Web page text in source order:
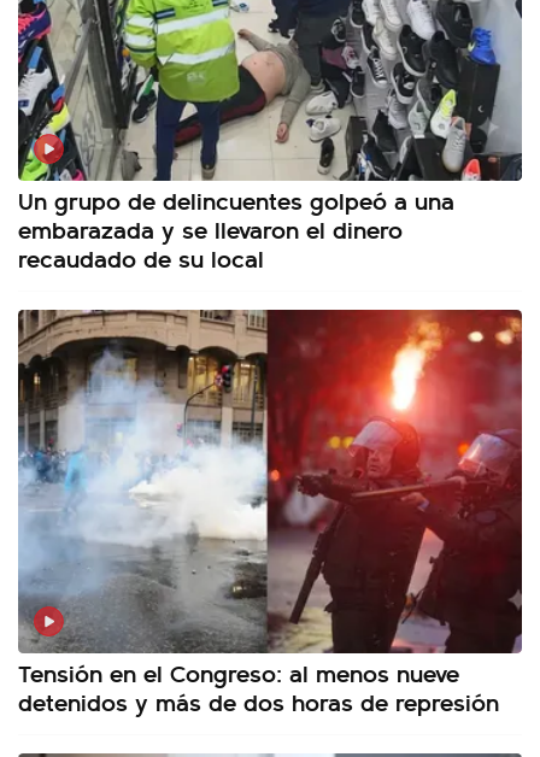
Un grupo de delincuentes golpeó a una
embarazada y se llevaron el dinero
recaudado de su local
Tensión en el Congreso: al menos nueve
detenidos y más de dos horas de represión